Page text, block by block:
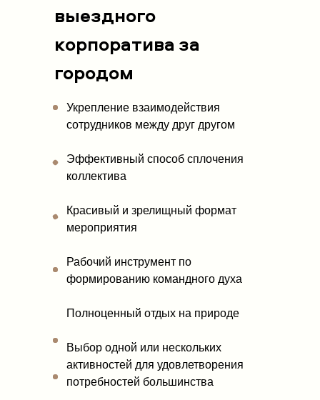
выездного
корпоратива за
городом
Укрепление взаимодействия
сотрудников между друг другом
Эффективный способ сплочения
коллектива
Красивый и зрелищный формат
мероприятия
Рабочий инструмент по
формированию командного духа
Полноценный отдых на природе
Выбор одной или нескольких
активностей для удовлетворения
потребностей большинства